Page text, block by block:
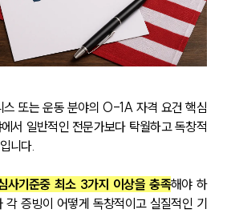
스 또는 운동 분야의 O-1A 자격 요건 핵심
서 일반적인 전문가보다 탁월하고 독창적
니다.
사기준중 최소 3가지 이상을 충족해야 하
각 증빙이 어떻게 독창적이고 실질적인 기